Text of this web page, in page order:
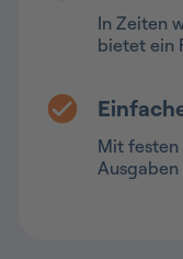
In Zeiten
bietet ein
Mit festen